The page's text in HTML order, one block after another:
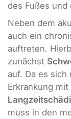
des Fußes
Neben dem
auch ein
auftreten.
zunächst
auf. Da es
Erkrankung mit
muss in den